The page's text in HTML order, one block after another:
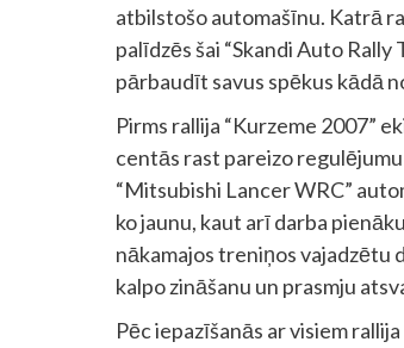
atbilstošo automašīnu. Katrā
palīdzēs šai “Skandi Auto
pārbaudīt savus spēkus kādā
Pirms rallija “Kurzeme 2007”
centās rast pareizo
“Mitsubishi Lancer WRC”
ko jaunu, kaut arī darba
nākamajos treniņos vajadzētu
kalpo zināšanu un prasmju
Pēc iepazīšanās ar visiem